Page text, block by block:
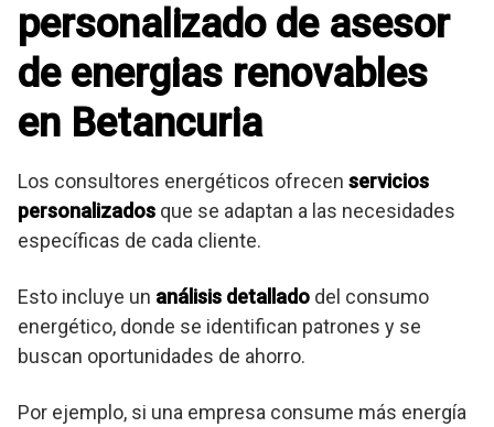
personalizado de asesor
de energias renovables
en Betancuria
Los consultores energéticos ofrecen servicios
personalizados que se adaptan a las necesidades
específicas de cada cliente.
Esto incluye un análisis detallado del consumo
energético, donde se identifican patrones y se
buscan oportunidades de ahorro.
Por ejemplo, si una empresa consume más energía